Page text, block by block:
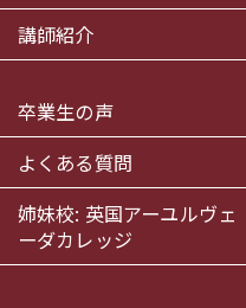
講師紹介
卒業生の声
よくある質問
姉妹校: 英国アーユルヴェ
ーダカレッジ